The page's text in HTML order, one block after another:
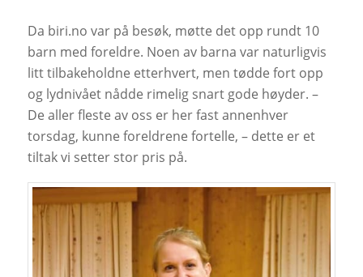
Da biri.no var på besøk, møtte det opp rundt 10
barn med foreldre. Noen av barna var naturligvis
litt tilbakeholdne etterhvert, men tødde fort opp
og lydnivået nådde rimelig snart gode høyder. –
De aller fleste av oss er her fast annenhver
torsdag, kunne foreldrene fortelle, – dette er et
tiltak vi setter stor pris på.